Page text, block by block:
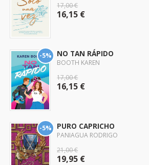
17,00 €
16,15 €
-5% NO TAN RÁPIDO
BOOTH KAREN
17,00 €
16,15 €
-5% PURO CAPRICHO
PANIAGUA RODRIGO
21,00 €
19,95 €